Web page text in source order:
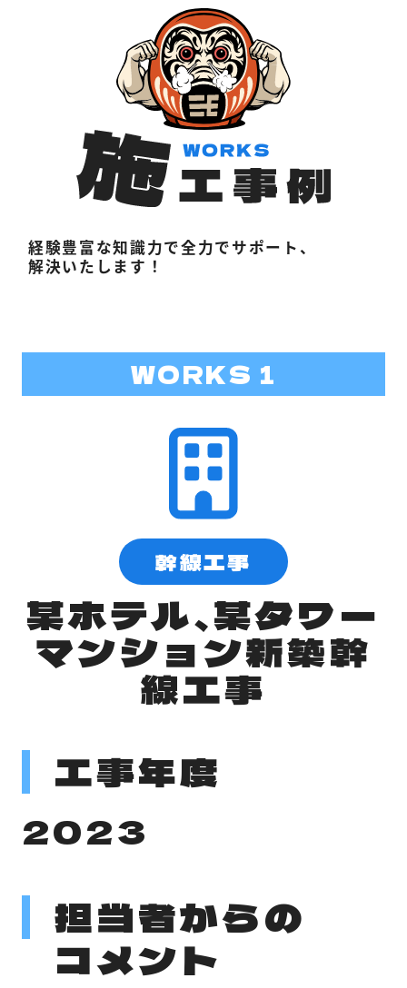
経験豊富な知識力で全力でサポート、
解決いたします！
WORKS 1
幹線工事
某ホテル、某タワー
マンション新築幹
線工事
工事年度
2023
担当者からの
コメント